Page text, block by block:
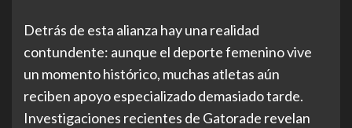
Detrás de esta alianza hay una realidad
contundente: aunque el deporte femenino vive
un momento histórico, muchas atletas aún
reciben apoyo especializado demasiado tarde.
Investigaciones recientes de Gatorade revelan